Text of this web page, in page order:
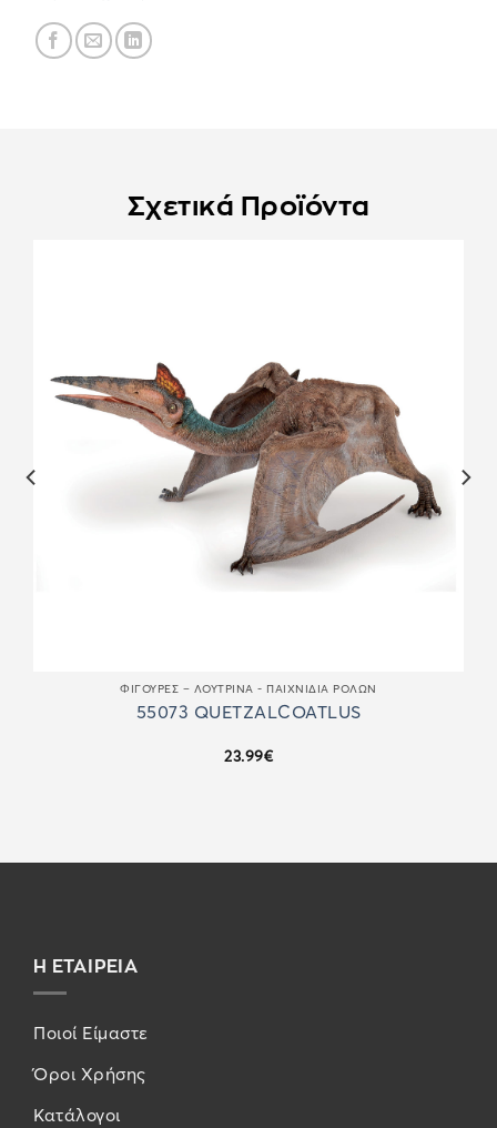
Σχετικά Προϊόντα
ΦΙΓΟΎΡΕΣ – ΛΟΎΤΡΙΝΑ - ΠΑΙΧΝΊΔΙΑ ΡΌΛΩΝ
55073 QUETZALCOATLUS
23.99€
Η ΕΤΑΙΡΕΙΑ
Ποιοί Είμαστε
Όροι Χρήσης
Κατάλογοι